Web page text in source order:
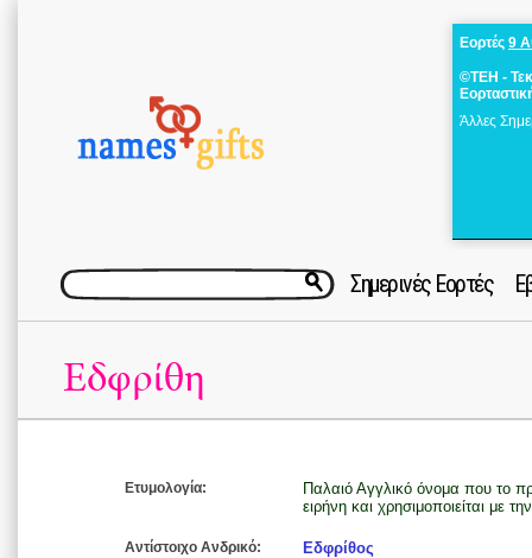
Εορτές 9
©ΤΕΗ -
Άλλες
Σημερινές Εορτές
Εδφρίθη
Ετυμολογία:
Παλαιό Αγγλικό όνομα που το
ειρήνη και χρησιμοποιείται με
Αντίστοιχο Ανδρικό: Εδφρίθος